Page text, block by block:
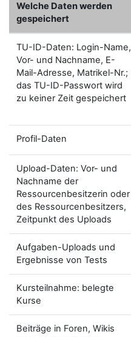
Welche Daten werden
gespeichert
TU-ID-Daten: Login-Name,
Vor- und Nachname, E-
Mail-Adresse, Matrikel-Nr.;
das TU-ID-Passwort wird
zu keiner Zeit gespeichert
Profil-Daten
Upload-Daten: Vor- und
Nachname der
Ressourcenbesitzerin oder
des Ressourcenbesitzers,
Zeitpunkt des Uploads
Aufgaben-Uploads und
Ergebnisse von Tests
Kursteilnahme: belegte
Kurse
Beiträge in Foren, Wikis